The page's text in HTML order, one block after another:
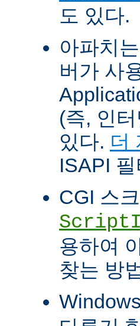
도 있다.
아파치
버가 사
(즉, 인
있다. 더
ISAPI
CGI 스
용하여
찾는 방